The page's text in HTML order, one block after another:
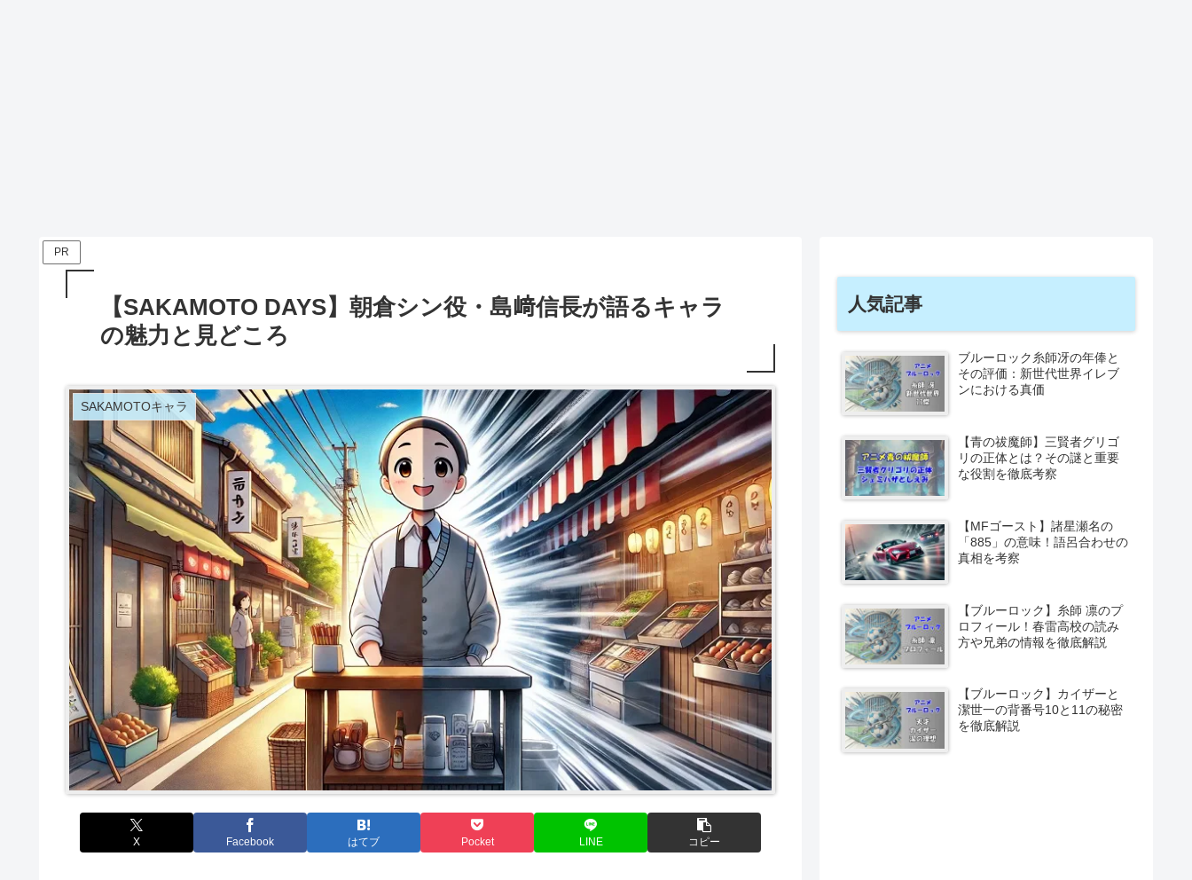
PR
【SAKAMOTO DAYS】朝倉シン役・島﨑信長が語るキャラ
の魅力と見どころ
SAKAMOTOキャラ
X Facebook はてブ Pocket LINE コピー
人気記事
ブルーロック糸師冴の年俸と
その評価：新世代世界イレブ
ンにおける真価
【青の祓魔師】三賢者グリゴ
リの正体とは？その謎と重要
な役割を徹底考察
【MFゴースト】諸星瀬名の
「885」の意味！語呂合わせの
真相を考察
【ブルーロック】糸師 凛のプ
ロフィール！春雷高校の読み
方や兄弟の情報を徹底解説
【ブルーロック】カイザーと
潔世一の背番号10と11の秘密
を徹底解説